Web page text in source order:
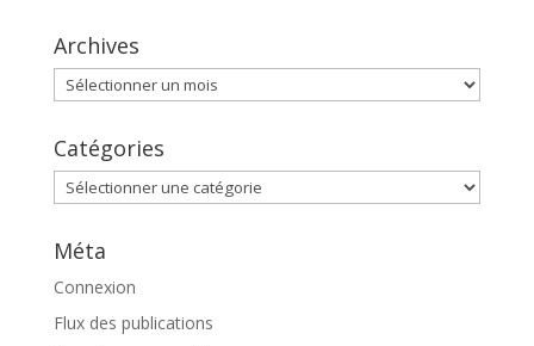
Archives
Archives
Catégories
Catégories
Méta
Connexion
Flux des publications